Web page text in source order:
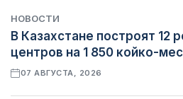
НОВОСТИ
В Казахстане построят 12
центров на 1 850 койко-
07 АВГУСТА, 2026